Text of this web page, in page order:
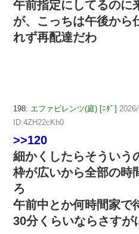
午前指定にしてるのに
が、こっちは午後から
れず再配達だわ
198: エファビレンツ(庭) [ﾆﾀﾞ]
ID:4ZH22cKh0
>>120
細かくしたらそういう
枠が広いから全部の時
ろ
午前中とか何時間家で
30分くらいならさすが